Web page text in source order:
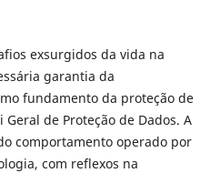
exsurgidos da vida na
garantia da
fundamento da proteção de
de Proteção de Dados. A
comportamento operado por
com reflexos na